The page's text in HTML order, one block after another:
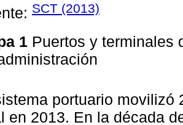
SCT (2013)
1 Puertos y terminales
portuario movilizó
en 2013. En la década